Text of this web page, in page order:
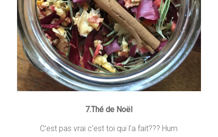
7.Thé de Noël
C’est pas vrai c’est toi qui l’a fait??? Hum